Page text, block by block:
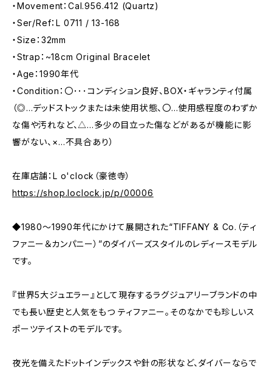
・Movement：Cal.956.412 (Quartz)
・Ser/Ref：L 0711 / 13-168
・Size：32mm
・Strap：~18cm Original Bracelet
・Age：1990年代
・Condition：〇･･･コンディション良好、BOX・ギャランティ付属
（◎…デッドストックまたは未使用状態、〇…使用感程度のわずか
な傷や汚れなど、△…多少の目立った傷などがあるが機能に影
響がない、×…不具合あり）
在庫店舗：L o'clock（豪徳寺）
https://shop.loclock.jp/p/00006
◆1980〜1990年代にかけて展開された“TIFFANY & Co.（ティ
ファニー＆カンパニー）”のダイバーズスタイルのレディースモデル
です。
『世界5大ジュエラー』として現存するラグジュアリーブランドの中
でも長い歴史と人気をもつ ティファニー。そのなかでも珍しいス
ポーツテイストのモデルです。
夜光を備えたドットインデックスや針の形状など、ダイバーならで